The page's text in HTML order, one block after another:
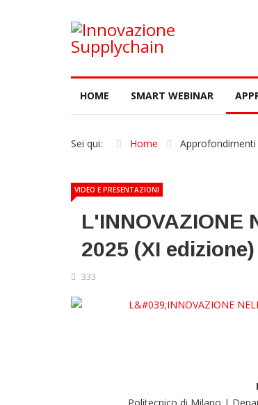
HOME SMART WEBINAR
Sei qui: Home Approfondimenti
VIDEO E PRESENTAZIONI
L'INNOVAZIONE
2025 (XI
333